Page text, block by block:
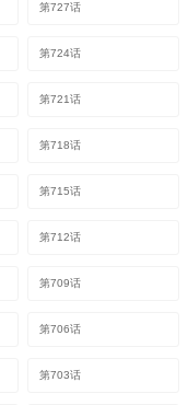
第727话
第724话
第721话
第718话
第715话
第712话
第709话
第706话
第703话